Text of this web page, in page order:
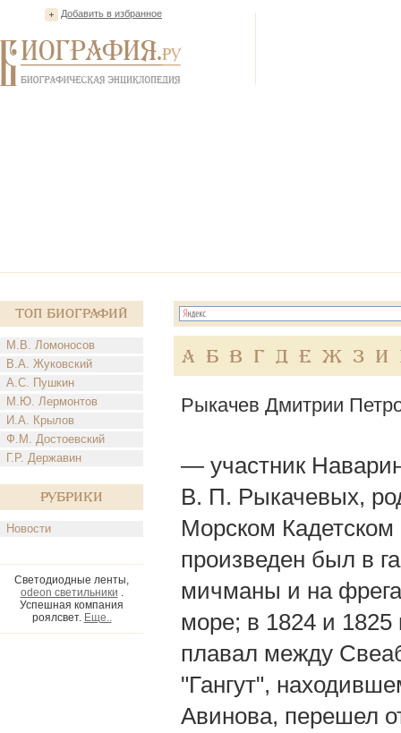
Добавить в избранное
Топ Биографий
М.В. Ломоносов
В.А. Жуковский
А.С. Пушкин
М.Ю. Лермонтов
И.А. Крылов
Ф.М. Достоевский
Г.Р. Державин
Рубрики
Новости
Светодиодные ленты,
odeon светильники .
Успешная компания
роялсвет. Еще..
А Б В Г Д Е Ж З И
Рыкачев Дмитрии
— участник
В. П. Рыкачевых,
Морском Кадетском
произведен был в
мичманы и на
море; в 1824 и 1825
плавал между
"Гангут",
Авинова, перешел